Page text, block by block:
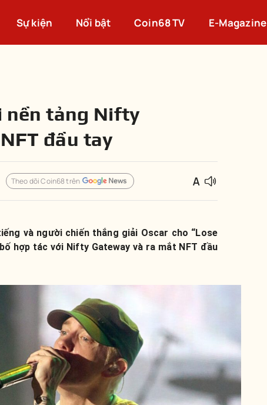
Sự kiện Nổi bật Coin68 TV E-Magazine
nền tảng Nifty
đầu tay
Theo dõi Coin68 trên
và người chiến thắng giải Oscar cho “Lose
hợp tác với Nifty Gateway và ra mắt NFT đầu